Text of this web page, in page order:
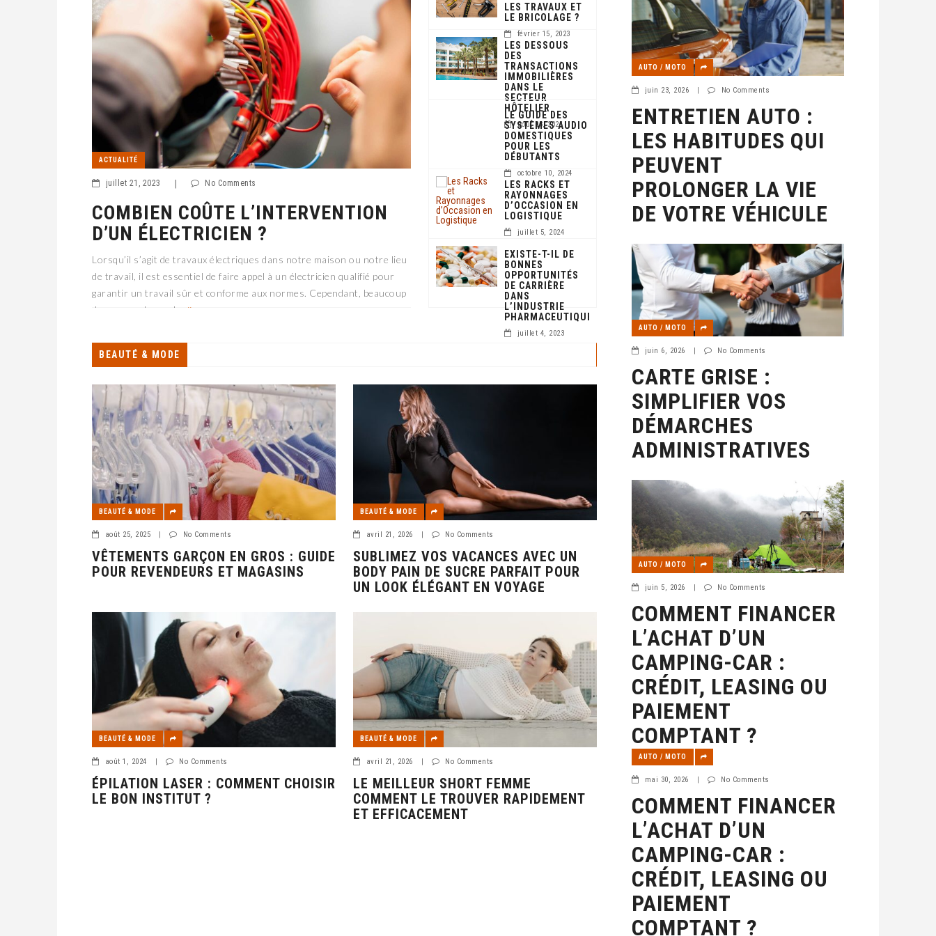
ACTUALITÉ
juillet 21, 2023 No Comments
COMBIEN COÛTE L’INTERVENTION
D’UN ÉLECTRICIEN ?
Lorsqu’il s’agit de travaux électriques dans notre maison ou notre lieu
de travail, il est essentiel de faire appel à un électricien qualifié pour
garantir un travail sûr et conforme aux normes. Cependant, beaucoup
de gens se demande
LES TRAVAUX ET
LE BRICOLAGE ?
février 15, 2023
LES DESSOUS
DES
TRANSACTIONS
IMMOBILIÈRES
DANS LE
SECTEUR
HÔTELIER
août 23, 2024
LE GUIDE DES
SYSTÈMES AUDIO
DOMESTIQUES
POUR LES
DÉBUTANTS
octobre 10, 2024
LES RACKS ET
RAYONNAGES
D’OCCASION EN
LOGISTIQUE
juillet 5, 2024
EXISTE-T-IL DE
BONNES
OPPORTUNITÉS
DE CARRIÈRE
DANS
L’INDUSTRIE
PHARMACEUTIQUE ?
juillet 4, 2023
BEAUTÉ & MODE
BEAUTÉ & MODE
août 25, 2025 | No Comments
VÊTEMENTS GARÇON EN GROS : GUIDE
POUR REVENDEURS ET MAGASINS
BEAUTÉ & MODE
avril 21, 2026 | No Comments
SUBLIMEZ VOS VACANCES AVEC UN
BODY PAIN DE SUCRE PARFAIT POUR
UN LOOK ÉLÉGANT EN VOYAGE
BEAUTÉ & MODE
août 1, 2024 No Comments
ÉPILATION LASER : COMMENT CHOISIR
LE BON INSTITUT ?
BEAUTÉ & MODE
avril 21, 2026 No Comments
LE MEILLEUR SHORT FEMME
COMMENT LE TROUVER RAPIDEMENT
ET EFFICACEMENT
AUTO / MOTO
juin 23, 2026 | No Comments
ENTRETIEN AUTO :
LES HABITUDES QUI
PEUVENT
PROLONGER LA VIE
DE VOTRE VÉHICULE
AUTO / MOTO
juin 6, 2026 No Comments
CARTE GRISE :
SIMPLIFIER VOS
DÉMARCHES
ADMINISTRATIVES
AUTO / MOTO
juin 5, 2026 | No Comments
COMMENT FINANCER
L’ACHAT D’UN
CAMPING-CAR :
CRÉDIT, LEASING OU
PAIEMENT
COMPTANT ?
AUTO / MOTO
mai 30, 2026 | No Comments
COMMENT FINANCER
L’ACHAT D’UN
CAMPING-CAR :
CRÉDIT, LEASING OU
PAIEMENT
COMPTANT ?